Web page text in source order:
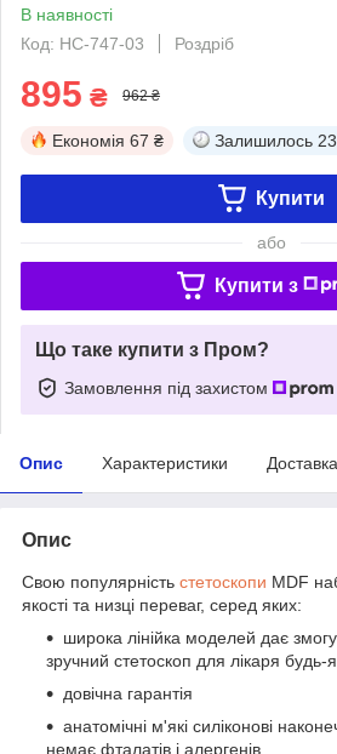
В наявності
Код: HC-747-03
Роздріб
895 ₴ 962 ₴
Економія 67 ₴ Залишилось
Купити
або
Купити з
Що таке купити з Пром?
Замовлення під захистом
Опис Характеристики Доставка
Опис
Свою популярність стетоскопи MDF
якості та низці переваг, серед яких:
широка лінійка моделей дає
зручний стетоскоп для лікаря будь-
довічна гарантія
анатомічні м'які силіконові
немає фталатів і алергенів